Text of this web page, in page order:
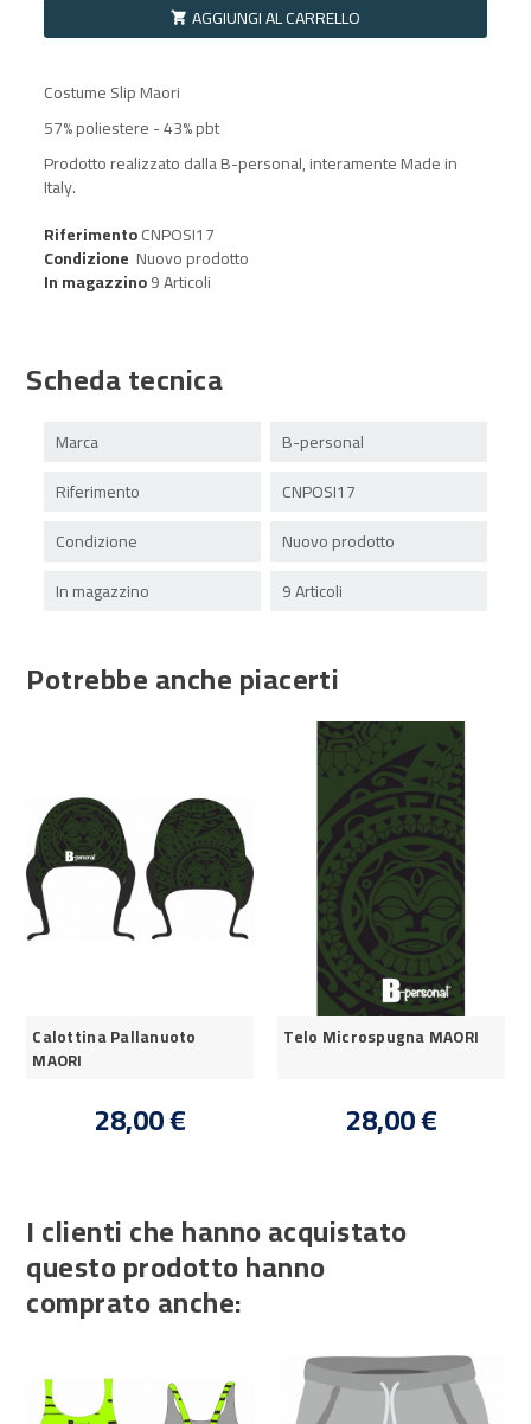
 AGGIUNGI AL CARRELLO
Costume Slip Maori
57% poliestere - 43% pbt
Prodotto realizzato dalla B-personal, interamente Made in
Italy.
RiferimentoCNPOSI17
Condizione Nuovo prodotto
In magazzino9 Articoli
Scheda tecnica
Marca
B-personal
Riferimento
CNPOSI17
Condizione
Nuovo prodotto
In magazzino
9 Articoli
Potrebbe anche piacerti
Calottina Pallanuoto
MAORI
28,00 €
Telo Microspugna MAORI
28,00 €
I clienti che hanno acquistato
questo prodotto hanno
comprato anche: